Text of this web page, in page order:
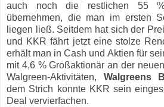
auch noch die restlichen 55
übernehmen, die man im ersten
liegen ließ. Seitdem hat sich der
und KKR fährt jetzt eine stolze
erhält man in Cash und Aktien für
mit 4,6 % Großaktionär an der
Walgreen-Aktivitäten, Walgreens
dem Strich konnte KKR sein
Deal vervierfachen.